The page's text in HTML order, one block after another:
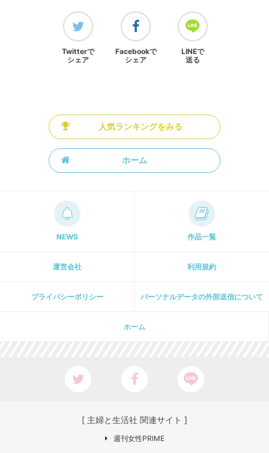
Twitterで
シェア
Facebookで
シェア
LINEで
送る
人気ランキングをみる
ホーム
NEWS 作品一覧
運営会社 利用規約
プライパシーポリシー パーソナルデータの外部送信について
ホーム
[ 主婦と生活社 関連サイト ]
週刊女性PRIME